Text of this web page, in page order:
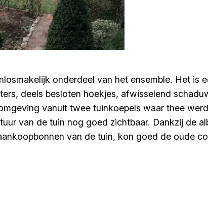
onderdeel van het ensemble. Het is
deels besloten hoekjes, afwisselend
vanuit twee tuinkoepels waar thee
van de tuin nog goed zichtbaar. Dankzij de
van de tuin, kon goed de oude